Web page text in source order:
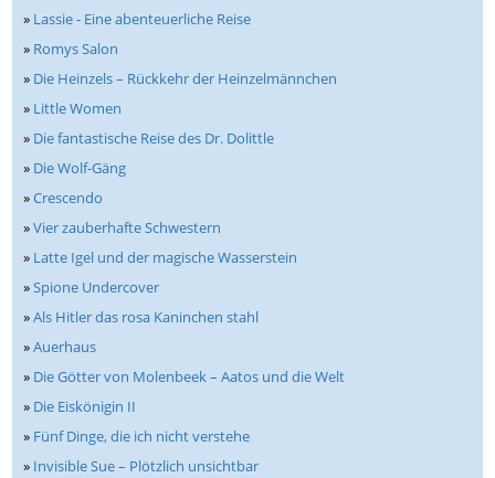
» Lassie - Eine abenteuerliche Reise
» Romys Salon
» Die Heinzels – Rückkehr der Heinzelmännchen
» Little Women
» Die fantastische Reise des Dr. Dolittle
» Die Wolf-Gäng
»Crescendo
»Vier zauberhafte Schwestern
» Latte Igel und der magische Wasserstein
»Spione Undercover
»Als Hitler das rosa Kaninchen stahl
»Auerhaus
» Die Götter von Molenbeek – Aatos und die Welt
» Die Eiskönigin II
» Fünf Dinge, die ich nicht verstehe
» Invisible Sue – Plötzlich unsichtbar